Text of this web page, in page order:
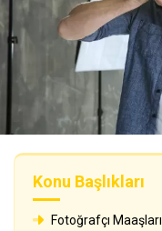
Konu Başlıkları
Fotoğrafçı Maaşları